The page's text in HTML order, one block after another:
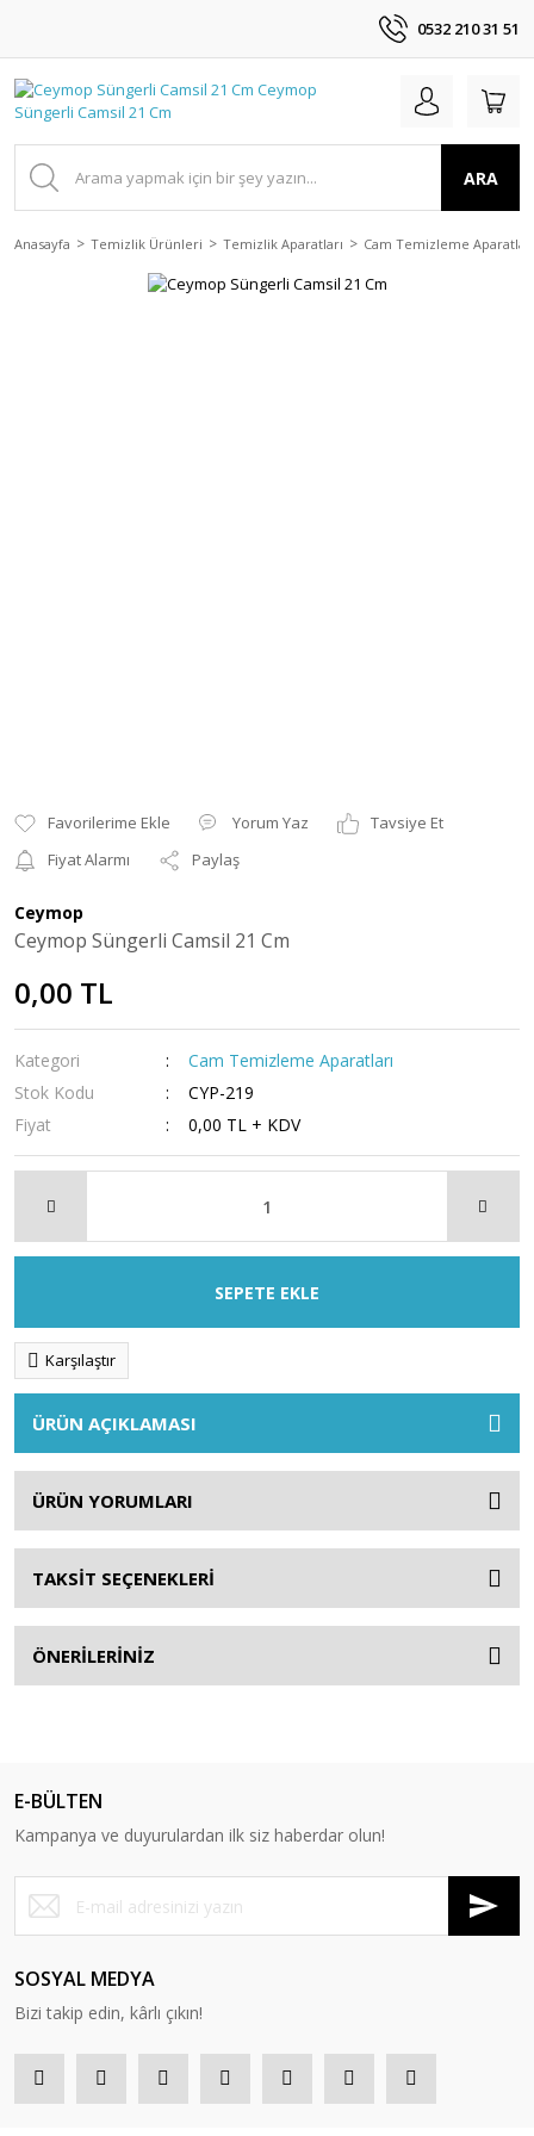
0532 210 31 51
ARA
Anasayfa Temizlik Ürünleri Temizlik Aparatları Cam Temizleme Aparatları
Yorum Yaz
Tavsiye Et
Fiyat Alarmı
Paylaş
Ceymop
Ceymop Süngerli Camsil 21 Cm
0,00 TL
Kategori
Cam Temizleme Aparatları
Stok Kodu
CYP-219
Fiyat
0,00 TL + KDV
SEPETE EKLE
Karşılaştır
ÜRÜN AÇIKLAMASI
ÜRÜN YORUMLARI
TAKSİT SEÇENEKLERİ
ÖNERİLERİNİZ
E-BÜLTEN
Kampanya ve duyurulardan ilk siz haberdar olun!
SOSYAL MEDYA
Bizi takip edin, kârlı çıkın!